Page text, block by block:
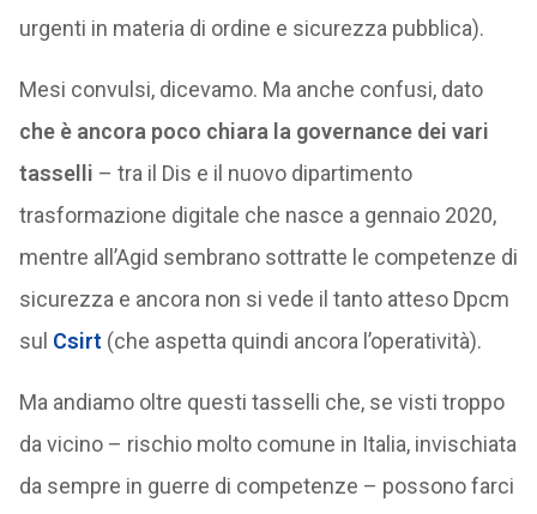
urgenti in materia di ordine e sicurezza pubblica).
Mesi convulsi, dicevamo. Ma anche confusi, dato
che è ancora poco chiara la governance dei vari
tasselli – tra il Dis e il nuovo dipartimento
trasformazione digitale che nasce a gennaio 2020,
mentre all’Agid sembrano sottratte le competenze di
sicurezza e ancora non si vede il tanto atteso Dpcm
sul Csirt (che aspetta quindi ancora l’operatività).
Ma andiamo oltre questi tasselli che, se visti troppo
da vicino – rischio molto comune in Italia, invischiata
da sempre in guerre di competenze – possono farci